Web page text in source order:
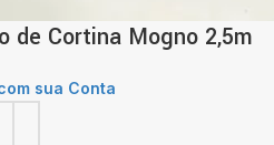
de Cortina Mogno 2,5m
sua Conta